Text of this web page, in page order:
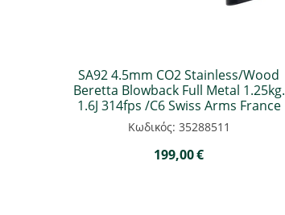
SA92 4.5mm CO2 Stainless/Wood
Beretta Blowback Full Metal 1.25kg.
1.6J 314fps /C6 Swiss Arms France
Κωδικός: 35288511
199,00€